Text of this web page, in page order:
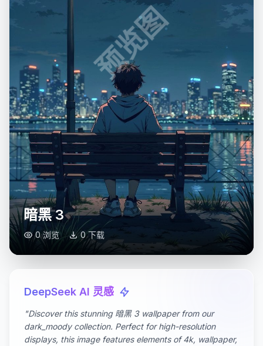
预览图
暗黑 3
0 浏览 0 下载
DeepSeek AI 灵感
"Discover this stunning 暗黑 3 wallpaper from our
dark_moody collection. Perfect for high-resolution
displays, this image features elements of 4k, wallpaper,